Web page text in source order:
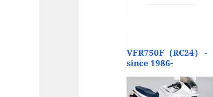
VFR750F（RC24） -
since 1986-